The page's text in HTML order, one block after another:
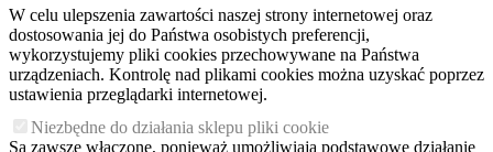
W celu ulepszenia zawartości naszej strony internetowej oraz
dostosowania jej do Państwa osobistych preferencji,
wykorzystujemy pliki cookies przechowywane na Państwa
urządzeniach. Kontrolę nad plikami cookies można uzyskać poprzez
ustawienia przeglądarki internetowej.
Niezbędne do działania sklepu pliki cookie
Są zawsze włączone, ponieważ umożliwiają podstawowe działanie